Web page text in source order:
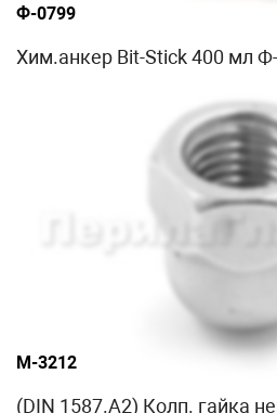
Ф-0799
Хим.анкер Bit-Stick 400 мл
М-3212
(DIN 1587.A2) Колп. гайка